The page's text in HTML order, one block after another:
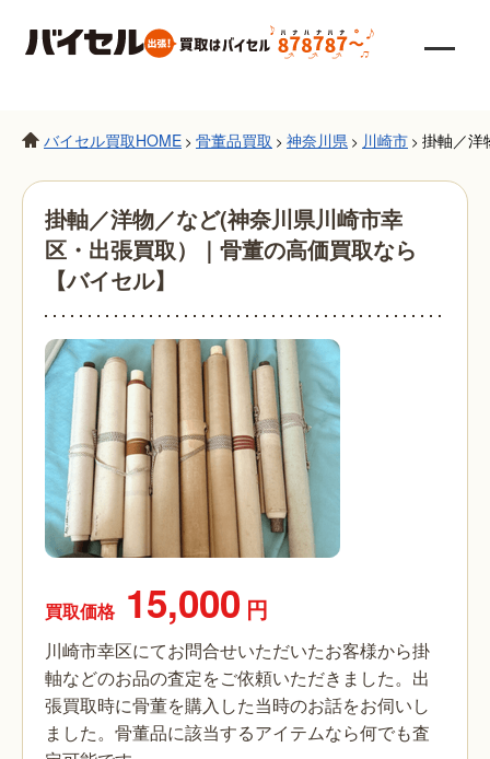
バイセル買取HOME > 骨董品買取 > 神奈川県 > 川崎市 > 掛軸／洋
掛軸／洋物／など(神奈川県川崎市幸
区・出張買取）｜骨董の高価買取なら
【バイセル】
買取価格 15,000 円
川崎市幸区にてお問合せいただいたお客様から掛
軸などのお品の査定をご依頼いただきました。出
張買取時に骨董を購入した当時のお話をお伺いし
ました。骨董品に該当するアイテムなら何でも査